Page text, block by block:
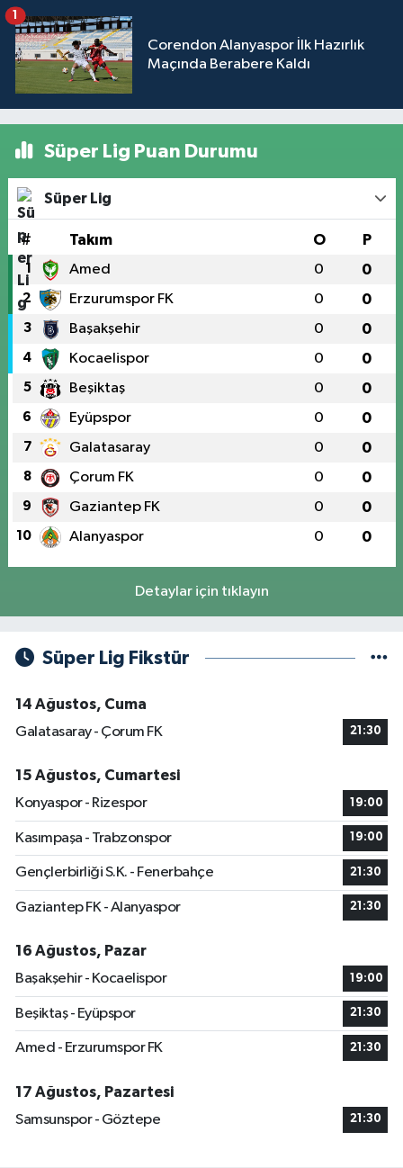
Corendon Alanyaspor İlk Hazırlık
Maçında Berabere Kaldı
1
Süper Lig Puan Durumu
Süper Lig
# Takım O P
1 Amed 0 0
2 Erzurumspor FK 0 0
3 Başakşehir 0 0
4 Kocaelispor 0 0
5 Beşiktaş 0 0
6 Eyüpspor 0 0
7 Galatasaray 0 0
8 Çorum FK 0 0
9 Gaziantep FK 0 0
10 Alanyaspor 0 0
Detaylar için tıklayın
Süper Lig Fikstür
14 Ağustos, Cuma
Galatasaray - Çorum FK
21:30
15 Ağustos, Cumartesi
Konyaspor - Rizespor
19:00
Kasımpaşa - Trabzonspor 19:00
Gençlerbirliği S.K. - Fenerbahçe 21:30
Gaziantep FK - Alanyaspor 21:30
16 Ağustos, Pazar
Başakşehir - Kocaelispor
19:00
Beşiktaş - Eyüpspor 21:30
Amed - Erzurumspor FK 21:30
17 Ağustos, Pazartesi
Samsunspor - Göztepe
21:30